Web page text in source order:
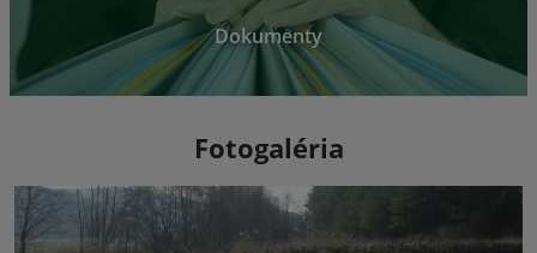
Dokumenty
Fotogaléria